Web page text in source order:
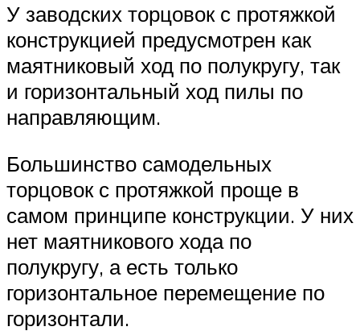
У заводских торцовок с протяжкой
конструкцией предусмотрен как
маятниковый ход по полукругу, так
и горизонтальный ход пилы по
направляющим.
Большинство самодельных
торцовок с протяжкой проще в
самом принципе конструкции. У них
нет маятникового хода по
полукругу, а есть только
горизонтальное перемещение по
горизонтали.